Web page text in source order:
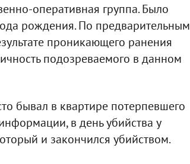
оперативная группа. Было
рождения. По предварительным
проникающего ранения
подозреваемого в данном
бывал в квартире потерпевшего
в день убийства у
и закончился убийством.